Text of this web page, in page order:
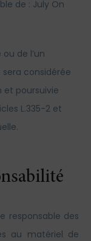
de : July On
de l’un
considérée
poursuivie
L.335-2 et
responsable des
au matériel de